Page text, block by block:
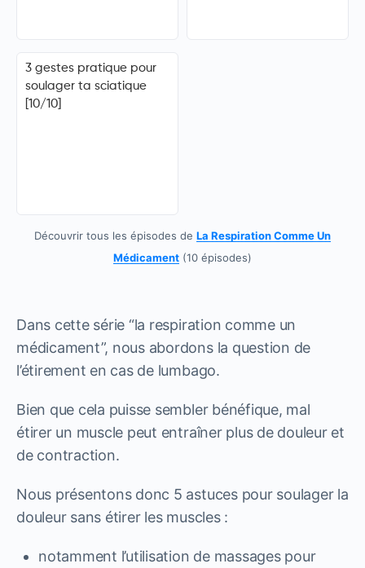
3 gestes pratique pour
soulager ta sciatique
[10/10]
Découvrir tous les épisodes de La Respiration Comme Un
Médicament (10 épisodes)
Dans cette série “la respiration comme un
médicament”, nous abordons la question de
l’étirement en cas de lumbago.
Bien que cela puisse sembler bénéfique, mal
étirer un muscle peut entraîner plus de douleur et
de contraction.
Nous présentons donc 5 astuces pour soulager la
douleur sans étirer les muscles :
notamment l’utilisation de massages pour